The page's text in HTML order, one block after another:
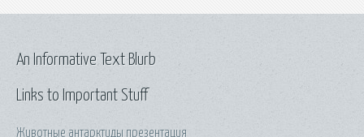
Links to Important Stuff
Животные антарктиды презентация
An Informative Text Blurb